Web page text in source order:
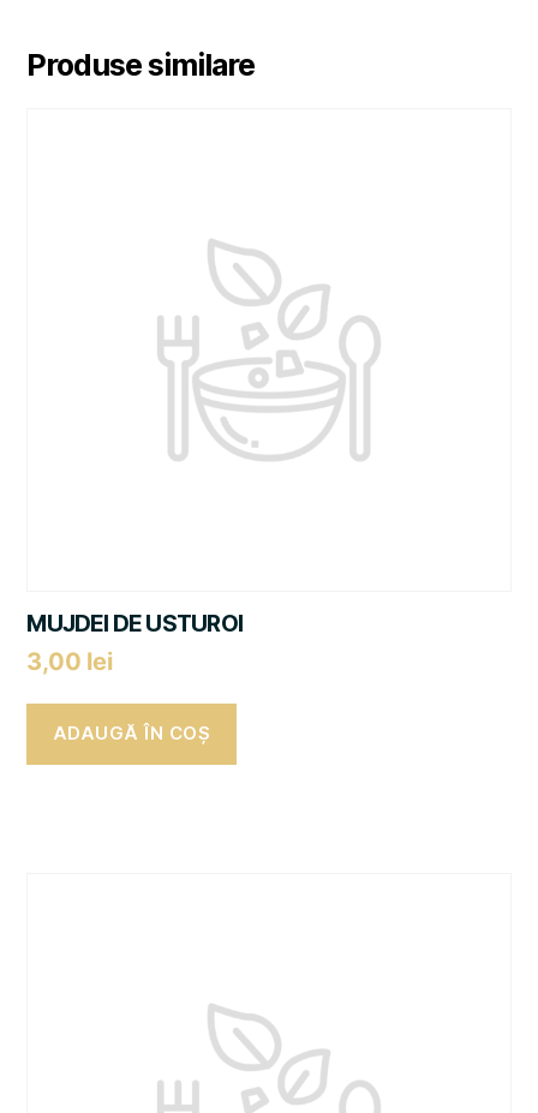
Produse similare
MUJDEI DE USTUROI
3,00 lei
ADAUGĂ ÎN COȘ